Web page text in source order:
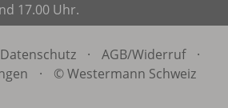
17.00 Uhr.
Datenschutz · AGB/Widerruf
·
· © Westermann Schweiz